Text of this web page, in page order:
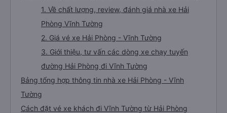
1. Về chất lượng, review, đánh giá nhà xe Hải
Phòng Vĩnh Tường
2. Giá vé xe Hải Phòng - Vĩnh Tường
3. Giới thiệu, tư vấn các dòng xe chạy tuyến
đường Hải Phòng đi Vĩnh Tường
Bảng tổng hợp thông tin nhà xe Hải Phòng - Vĩnh
Tường
Cách đặt vé xe khách đi Vĩnh Tường từ Hải Phòng